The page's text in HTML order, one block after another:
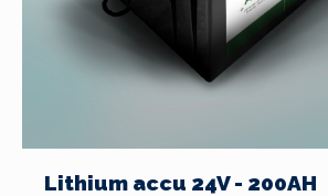
Lithium accu 24V - 200AH